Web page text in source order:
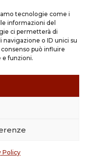
tecnologie come i
informazioni del
ci permetterà di
o ID unici su
può influire
funzioni.
Policy
TISI SRL –
Policy